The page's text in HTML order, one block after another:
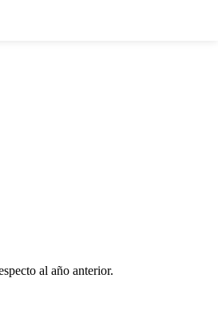
al año anterior.